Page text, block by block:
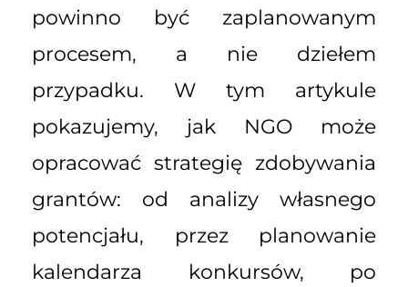
powinno być zaplanowanym
procesem, a nie dziełem
przypadku. W tym artykule
pokazujemy, jak NGO może
opracować strategię zdobywania
grantów: od analizy własnego
potencjału, przez planowanie
kalendarza konkursów, po